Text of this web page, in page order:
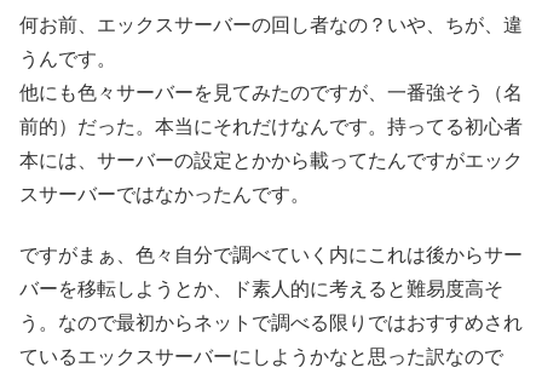
何お前、エックスサーバーの回し者なの？いや、ちが、違
うんです。
他にも色々サーバーを見てみたのですが、一番強そう（名
前的）だった。本当にそれだけなんです。持ってる初心者
本には、サーバーの設定とかから載ってたんですがエック
スサーバーではなかったんです。
ですがまぁ、色々自分で調べていく内にこれは後からサー
バーを移転しようとか、ド素人的に考えると難易度高そ
う。なので最初からネットで調べる限りではおすすめされ
ているエックスサーバーにしようかなと思った訳なので